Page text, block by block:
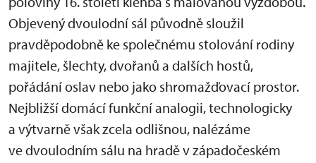
Objevený dvoulodní sál původně sloužil
pravděpodobně ke společnému stolování rodiny
majitele, šlechty, dvořanů a dalších hostů,
pořádání oslav nebo jako shromažďovací prostor.
Nejbližší domácí funkční analogii, technologicky
a výtvarně však zcela odlišnou, nalézáme
ve dvoulodním sálu na hradě v západočeském